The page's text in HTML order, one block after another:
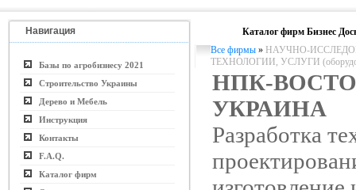
Навигация
Базы по агробизнесу 2021
Строительство Украины
Дерево и Мебель
Инструкция
Контакты
F.A.Q.
Каталог фирм
Каталог фирм Бизнес
Все фирмы » НАУЧНО-
ТЕХНОЛОГИИ, УСЛУГИ
НПК-
УКРАИНА
Разработка